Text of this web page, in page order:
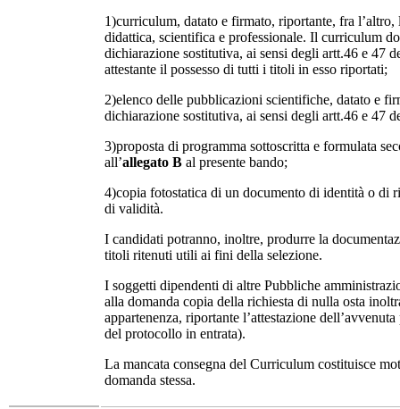
1)curriculum, datato e firmato, riportante, fra
didattica, scientifica e professionale. Il curriculum
dichiarazione sostitutiva, ai sensi degli artt.46 e 47
attestante il possesso di tutti i titoli in esso riportati;
2)elenco delle pubblicazioni scientifiche, datato e
dichiarazione sostitutiva, ai sensi degli artt.46 e 47
3)proposta di programma sottoscritta e formulata
all’allegato B al presente bando;
4)copia fotostatica di un documento di identità o di
di validità.
I candidati potranno, inoltre, produrre la
titoli ritenuti utili ai fini della selezione.
I soggetti dipendenti di altre Pubbliche
alla domanda copia della richiesta di nulla osta
appartenenza, riportante l’attestazione
del protocollo in entrata).
La mancata consegna del Curriculum costituisce
domanda stessa.